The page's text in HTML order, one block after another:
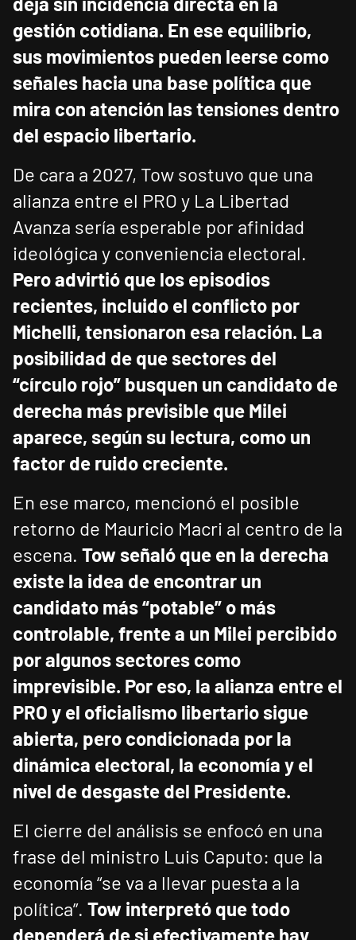
gestión cotidiana. En ese equilibrio,
sus movimientos pueden leerse como
señales hacia una base política que
mira con atención las tensiones dentro
del espacio libertario.
De cara a 2027, Tow sostuvo que una
alianza entre el PRO y La Libertad
Avanza sería esperable por afinidad
ideológica y conveniencia electoral.
Pero advirtió que los episodios
recientes, incluido el conflicto por
Michelli, tensionaron esa relación. La
posibilidad de que sectores del
“círculo rojo” busquen un candidato de
derecha más previsible que Milei
aparece, según su lectura, como un
factor de ruido creciente.
En ese marco, mencionó el posible
retorno de Mauricio Macri al centro de la
escena. Tow señaló que en la derecha
existe la idea de encontrar un
candidato más “potable” o más
controlable, frente a un Milei percibido
por algunos sectores como
imprevisible. Por eso, la alianza entre el
PRO y el oficialismo libertario sigue
abierta, pero condicionada por la
dinámica electoral, la economía y el
nivel de desgaste del Presidente.
El cierre del análisis se enfocó en una
frase del ministro Luis Caputo: que la
economía “se va a llevar puesta a la
política”. Tow interpretó que todo
dependerá de si efectivamente hay